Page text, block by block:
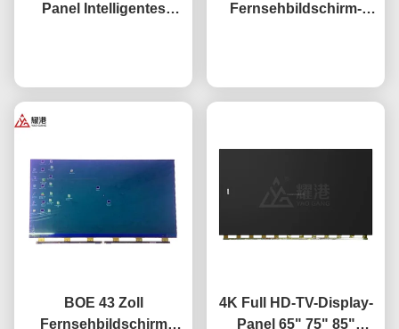
Panel Intelligentes
Fernsehbildschirm-
BOE 43 Zoll
Fernsehbildschirm
4K Full HD-TV-Display-
Panel 65" 75" 85"